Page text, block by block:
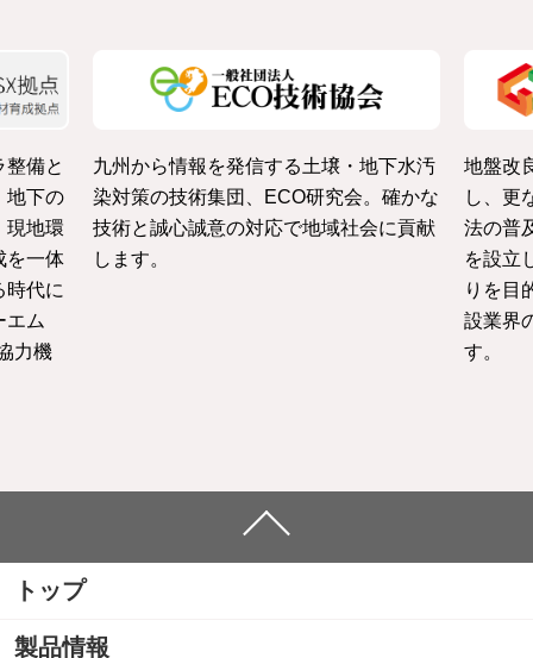
備と
地下の
現地環
を一体
時代に
エム
力機
九州から情報を発信する土壌・地下水汚
染対策の技術集団、ECO研究会。確かな
技術と誠心誠意の対応で地域社会に貢献
します。
地盤改
し、更
法の普
を設立
りを目
設業界
す。
トップ
製品情報